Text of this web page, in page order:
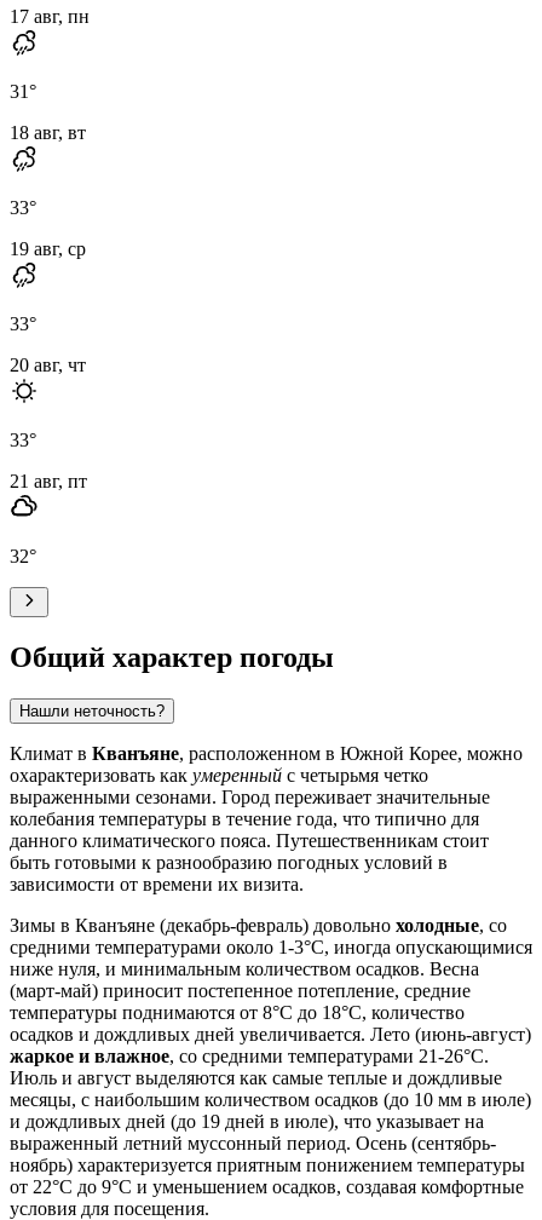
17 авг, пн
31°
18 авг, вт
33°
19 авг, ср
33°
20 авг, чт
33°
21 авг, пт
32°
Общий характер погоды
Нашли неточность?
Климат в Кванъяне, расположенном в Южной Корее, можно
охарактеризовать как умеренный с четырьмя четко
выраженными сезонами. Город переживает значительные
колебания температуры в течение года, что типично для
данного климатического пояса. Путешественникам стоит
быть готовыми к разнообразию погодных условий в
зависимости от времени их визита.
Зимы в Кванъяне (декабрь-февраль) довольно холодные, со
средними температурами около 1-3°C, иногда опускающимися
ниже нуля, и минимальным количеством осадков. Весна
(март-май) приносит постепенное потепление, средние
температуры поднимаются от 8°C до 18°C, количество
осадков и дождливых дней увеличивается. Лето (июнь-август)
жаркое и влажное, со средними температурами 21-26°C.
Июль и август выделяются как самые теплые и дождливые
месяцы, с наибольшим количеством осадков (до 10 мм в июле)
и дождливых дней (до 19 дней в июле), что указывает на
выраженный летний муссонный период. Осень (сентябрь-
ноябрь) характеризуется приятным понижением температуры
от 22°C до 9°C и уменьшением осадков, создавая комфортные
условия для посещения.